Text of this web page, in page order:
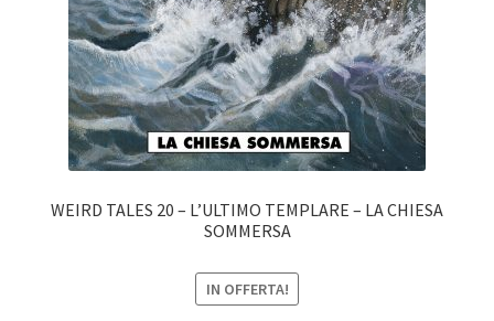
WEIRD TALES 20 – L’ULTIMO TEMPLARE – LA CHIESA
SOMMERSA
IN OFFERTA!